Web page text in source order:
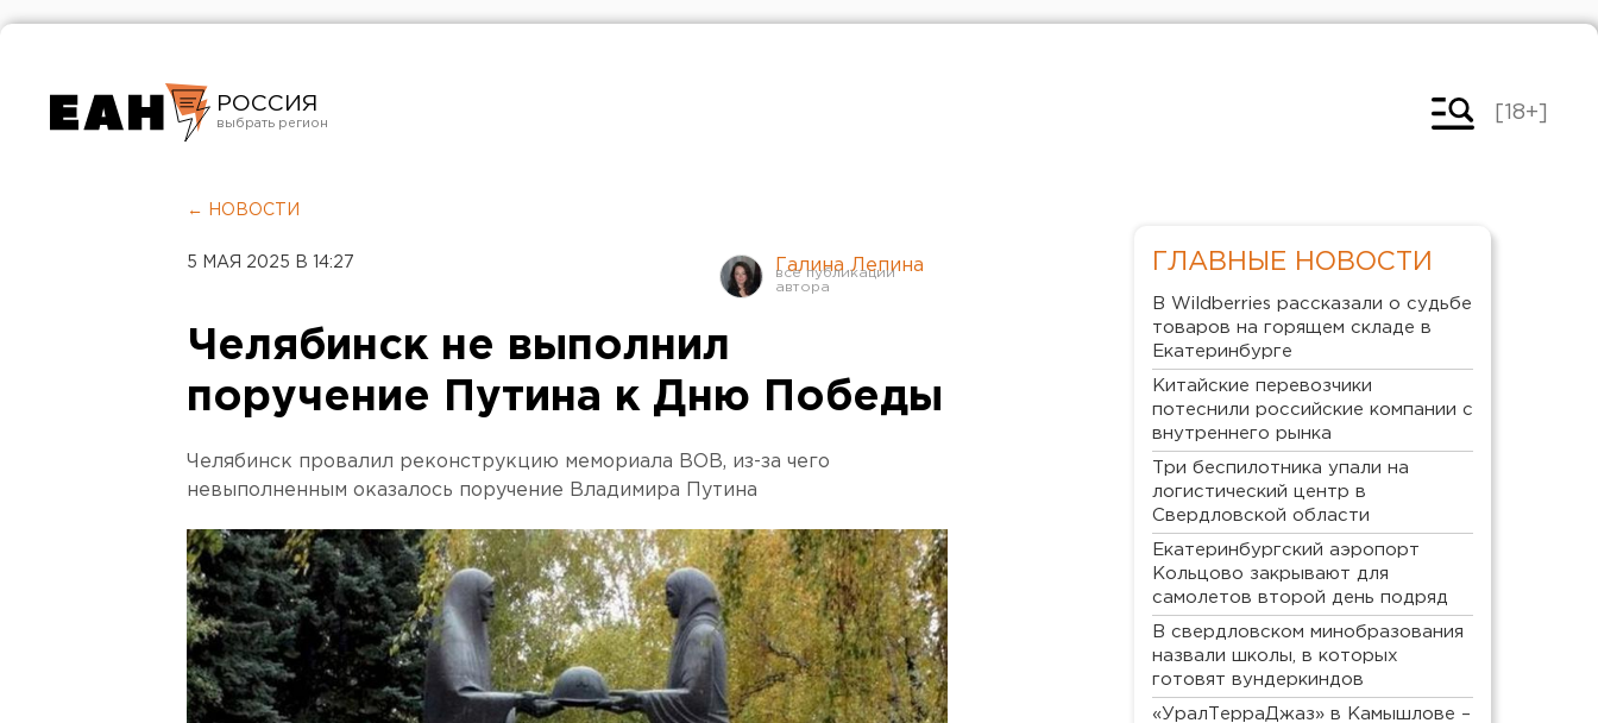
РОССИЯ
Челябинск
[18+]
← НОВОСТИ
5 МАЯ 2025 В 14:27 Галина Лепина
Челябинск не выполнил
поручение Путина к Дню Победы
Челябинск провалил реконструкцию мемориала ВОВ, из-за чего
невыполненным оказалось поручение Владимира Путина
ГЛАВНЫЕ НОВОСТИ
В Wildberries рассказали о судьбе
товаров на горящем складе в
Екатеринбурге
Китайские перевозчики
потеснили российские компании с
внутреннего рынка
Три беспилотника упали на
логистический центр в
Свердловской области
Екатеринбургский аэропорт
Кольцово закрывают для
самолетов второй день подряд
В свердловском минобразования
назвали школы, в которых
готовят вундеркиндов
«УралТерраДжаз» в Камышлове –